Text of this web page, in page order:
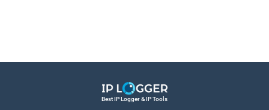
Best IP Logger & IP Tools